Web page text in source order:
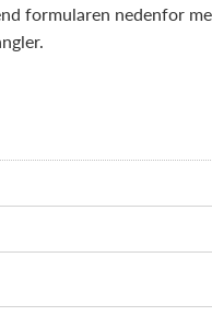
formularen nedenfor